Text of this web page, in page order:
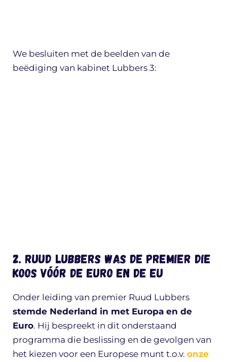
We besluiten met de beelden van de
beëdiging van kabinet Lubbers 3:
2. Ruud Lubbers was de premier die
koos vóór de Euro en de EU
Onder leiding van premier Ruud Lubbers
stemde Nederland in met Europa en de
Euro. Hij bespreekt in dit onderstaand
programma die beslissing en de gevolgen van
het kiezen voor een Europese munt t.o.v. onze